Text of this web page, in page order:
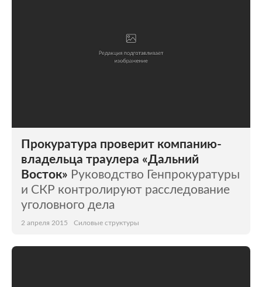
Прокуратура проверит компанию-
владельца траулера «Дальний
Восток» Руководство Генпрокуратуры
и СКР контролируют расследование
уголовного дела
2 апреля 2015 Силовые структуры